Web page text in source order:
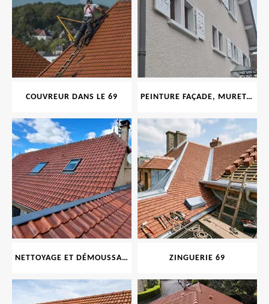
COUVREUR DANS LE 69 PEINTURE FAÇADE, MURET, TOITURE, BOISERIE, FERRONERIE, GOUTTIÈRE 69
NETTOYAGE ET DÉMOUSSAGE DE TOITURE ET FAÇADE 69 ZINGUERIE 69